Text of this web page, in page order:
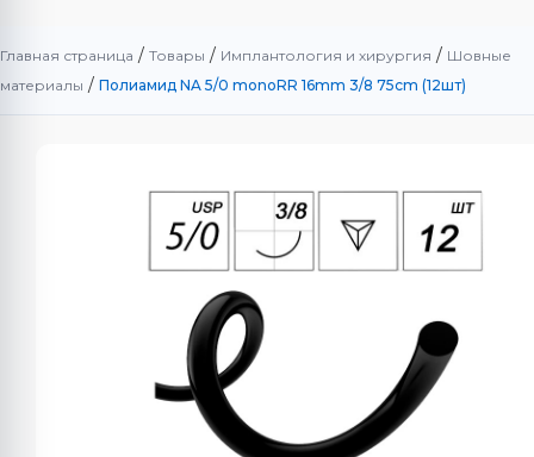
Главная страница / Товары / Имплантология и хирургия / Шовные
материалы / Полиамид NA 5/0 monoRR 16mm 3/8 75cm (12шт)